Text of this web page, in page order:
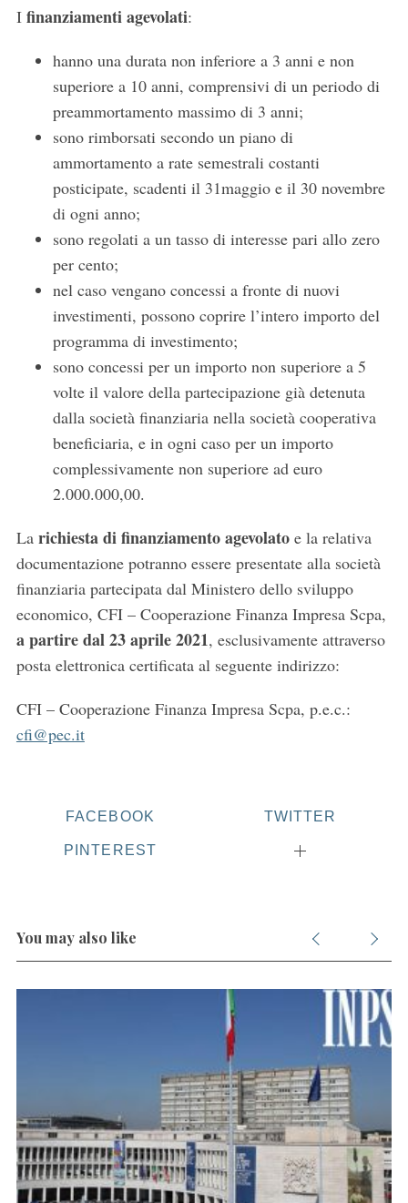
I finanziamenti agevolati:
hanno una durata non inferiore a 3 anni e non
superiore a 10 anni, comprensivi di un periodo di
preammortamento massimo di 3 anni;
sono rimborsati secondo un piano di
ammortamento a rate semestrali costanti
posticipate, scadenti il 31maggio e il 30 novembre
di ogni anno;
sono regolati a un tasso di interesse pari allo zero
per cento;
nel caso vengano concessi a fronte di nuovi
investimenti, possono coprire l’intero importo del
programma di investimento;
sono concessi per un importo non superiore a 5
volte il valore della partecipazione già detenuta
dalla società finanziaria nella società cooperativa
beneficiaria, e in ogni caso per un importo
complessivamente non superiore ad euro
2.000.000,00.
La richiesta di finanziamento agevolatoe la relativa
documentazione potranno essere presentate alla società
finanziaria partecipata dal Ministero dello sviluppo
economico, CFI – Cooperazione Finanza Impresa Scpa,
a partire dal 23 aprile 2021, esclusivamente attraverso
posta elettronica certificata al seguente indirizzo:
CFI – Cooperazione Finanza Impresa Scpa, p.e.c.:
cfi@pec.it
FACEBOOK TWITTER
PINTEREST
You may also like
S
c